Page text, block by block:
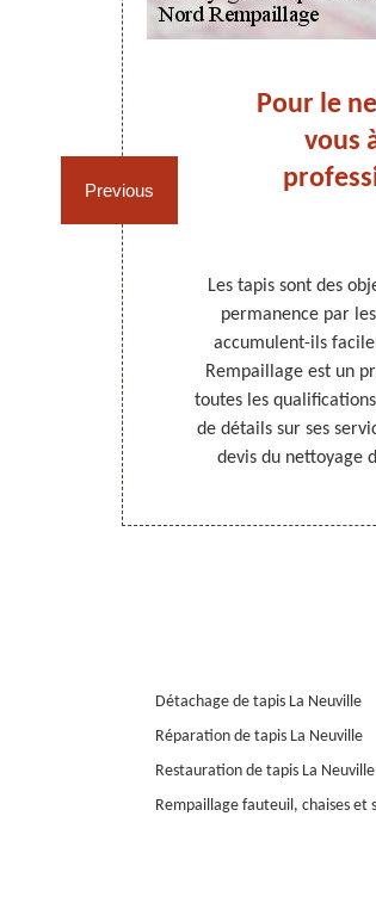
Previous
Pour le
vous
Les tapis sont des
permanence par
accumulent-ils
Rempaillage est un
toutes les
de détails sur ses
devis du nettoyage
Détachage de tapis La Neuville
Réparation de tapis La Neuville
Restauration de tapis La Neuville
Rempaillage fauteuil, chaises et